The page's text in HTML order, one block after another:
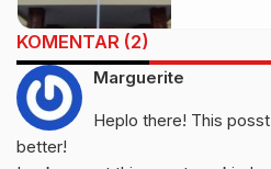
KOMENTAR (2)
Marguerite
Heplo there! This
better!